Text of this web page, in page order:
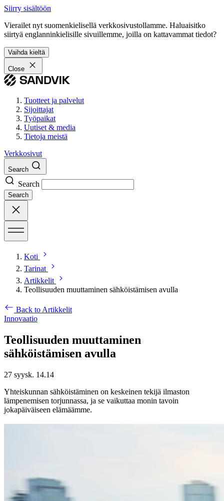
Siirry sisältöön
Vierailet nyt suomenkielisellä verkkosivustollamme. Haluaisitko
siirtyä englanninkielisille sivuillemme, joilla on kattavammat tiedot?
Vaihda kieltä
Close
Tuotteet ja palvelut
Sijoittajat
Työpaikat
Uutiset & media
Tietoja meistä
Verkkosivut
Search
Search
Search
Koti
Tarinat
Artikkelit
Teollisuuden muuttaminen sähköistämisen avulla
Back to Artikkelit
Innovaatio
Teollisuuden muuttaminen
sähköistämisen avulla
27 syysk. 14.14
Yhteiskunnan sähköistäminen on keskeinen tekijä ilmaston
lämpenemisen torjunnassa, ja se vaikuttaa monin tavoin
jokapäiväiseen elämäämme.